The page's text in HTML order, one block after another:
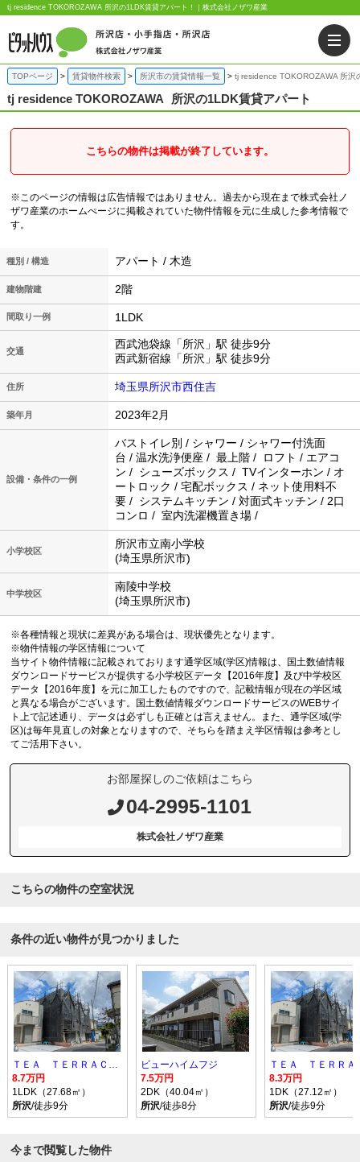
tj residence TOKOROZAWA 所沢の1LDK賃貸アパート！｜株式会社ノザワ産業
TOPページ 賃貸物件検索 所沢市の賃貸情報一覧 tj residence TOKOROZAWA 所沢
tj residence TOKOROZAWA 所沢の1LDK賃貸アパート
こちらの物件は掲載が終了しています。
※このページの情報は広告情報ではありません。過去から現在まで株式会社ノ
ザワ産業のホームぺージに掲載されていた物件情報を元に生成した参考情報で
す。
種別 / 構造 アパート / 木造
建物階建 2階
間取り一例 1LDK
交通
西武池袋線「所沢」駅 徒歩9分
西武新宿線「所沢」駅 徒歩9分
住所 埼玉県所沢市西住吉
築年月 2023年2月
設備・条件の一例
バストイレ別 / シャワー / シャワー付洗面
台 / 温水洗浄便座 / 最上階 / ロフト / エアコ
ン / シューズボックス / TVインターホン / オ
ートロック / 宅配ボックス / ネット使用料不
要 / システムキッチン / 対面式キッチン / 2口
コンロ / 室内洗濯機置き場 /
小学校区
所沢市立南小学校
(埼玉県所沢市)
中学校区
南陵中学校
(埼玉県所沢市)
※各種情報と現状に差異がある場合は、現状優先となります。
※物件情報の学区情報について
当サイト物件情報に記載されております通学区域(学区)情報は、国土数値情報
ダウンロードサービスが提供する小学校区データ【2016年度】及び中学校区
データ【2016年度】を元に加工したものですので、記載情報が現在の学区域
と異なる場合がございます。国土数値情報ダウンロードサービスのWEBサイ
ト上で記述通り、データは必ずしも正確とは言えません。また、通学区域(学
区)は毎年見直しの対象となりますので、そちらを踏まえ学区情報は参考とし
てご活用下さい。
お部屋探しのご依頼はこちら
04-2995-1101
株式会社ノザワ産業
こちらの物件の空室状況
条件の近い物件が見つかりました
ＴＥＡ ＴＥＲＲＡＣＥ ＴＯＫＯＲＯＺＡＷＡ
8.7万円
1LDK（27.68㎡）
所沢/徒歩9分
ビューハイムフジ
7.5万円
2DK（40.04㎡）
所沢/徒歩8分
8.3万円
1DK（27.12㎡）
所沢/徒歩9分
今まで閲覧した物件